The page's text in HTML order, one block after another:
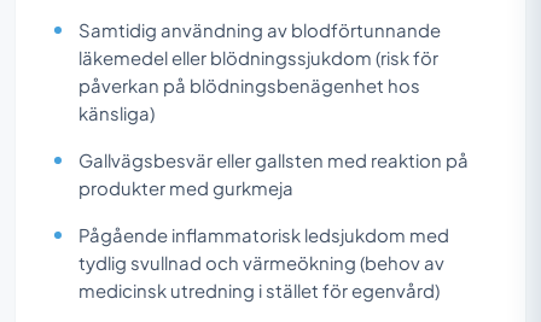
Samtidig användning av blodförtunnande
läkemedel eller blödningssjukdom (risk för
påverkan på blödningsbenägenhet hos
känsliga)
Gallvägsbesvär eller gallsten med reaktion på
produkter med gurkmeja
Pågående inflammatorisk ledsjukdom med
tydlig svullnad och värmeökning (behov av
medicinsk utredning i stället för egenvård)